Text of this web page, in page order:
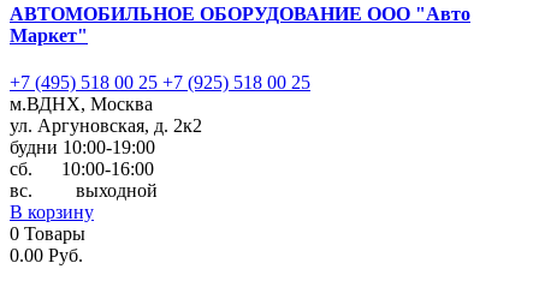
АВТОМОБИЛЬНОЕ ОБОРУДОВАНИЕ ООО "Авто
Маркет"
+7 (495) 518 00 25 +7 (925) 518 00 25
м.ВДНХ, Москва
ул. Аргуновская, д. 2к2
будни 10:00-19:00
cб. 10:00-16:00
вс. выходной
В корзину
0 Товары
0.00 Руб.